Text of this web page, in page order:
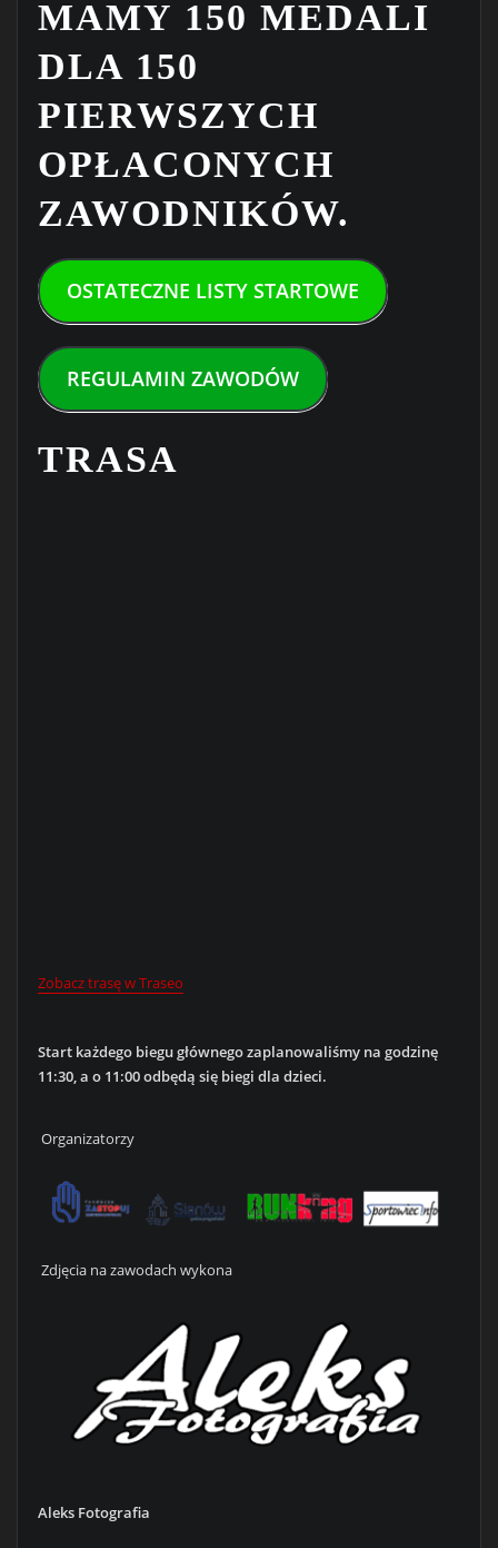
MAMY 150 MEDALI
DLA 150
PIERWSZYCH
OPŁACONYCH
ZAWODNIKÓW.
OSTATECZNE LISTY STARTOWE
REGULAMIN ZAWODÓW
TRASA
Zobacz trasę w Traseo
Start każdego biegu głównego zaplanowaliśmy na godzinę
11:30, a o 11:00 odbędą się biegi dla dzieci.
Organizatorzy
Zdjęcia na zawodach wykona
Aleks Fotografia